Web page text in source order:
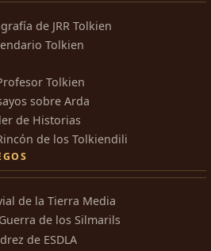
de JRR Tolkien
Tolkien
Tolkien
sobre Arda
de Historias
de los Tolkiendili
de la Tierra Media
de los Silmarils
de ESDLA